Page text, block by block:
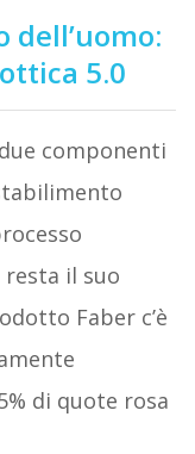
dell’uomo:
5.0
componenti
il suo
Faber c’è
di quote rosa